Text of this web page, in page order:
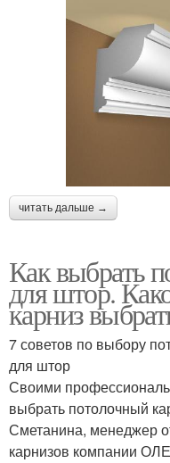
читать дальше →
Как выбрать
для штор.
карниз
7 советов по выбору
для штор
Своими
выбрать потолочный
Сметанина, менеджер
карнизов компании